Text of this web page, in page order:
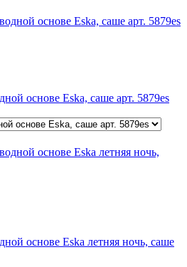
основе Eska, саше арт. 5879es
основе Eska летняя ночь, саше